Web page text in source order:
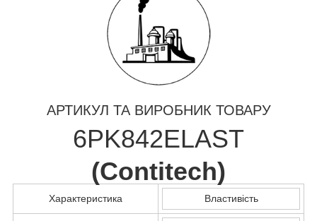
АРТИКУЛ ТА ВИРОБНИК ТОВАРУ
6PK842ELAST
(Contitech)
Характеристика Властивість